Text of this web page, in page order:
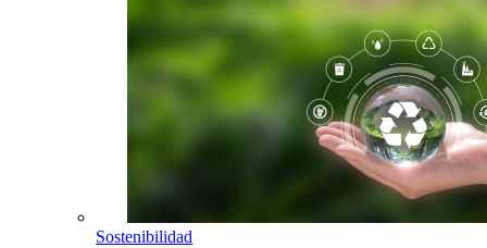
Sostenibilidad